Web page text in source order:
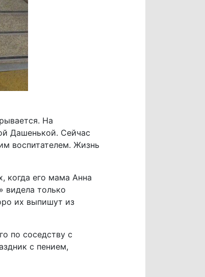
На
Дашенькой. Сейчас
воспитателем. Жизнь
когда его мама Анна
видела только
их выпишут из
по соседству с
с пением,